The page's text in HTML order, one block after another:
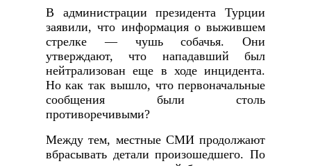
В администрации президента Турции
заявили, что информация о выжившем
стрелке — чушь собачья. Они
утверждают, что нападавший был
нейтрализован еще в ходе инцидента.
Но как так вышло, что первоначальные
сообщения были столь
противоречивыми?
Между тем, местные СМИ продолжают
вбрасывать детали произошедшего. По